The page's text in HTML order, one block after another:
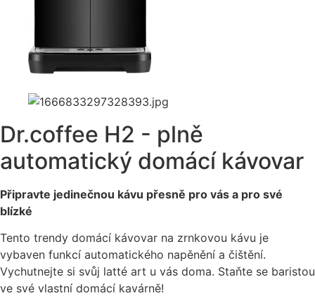
Dr.coffee H2 - plně
automatický domácí kávovar
Připravte jedinečnou kávu přesně pro vás a pro své
blízké
Tento trendy domácí kávovar na zrnkovou kávu je
vybaven funkcí automatického napěnění a čištění.
Vychutnejte si svůj latté art u vás doma. Staňte se baristou
ve své vlastní domácí kavárně!